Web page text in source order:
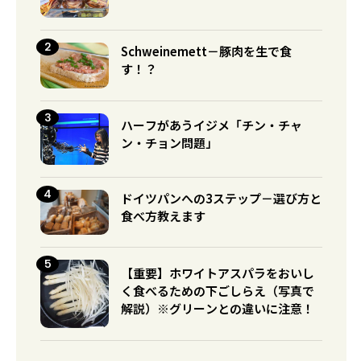
Schweinemett－豚肉を生で食
す！？
ハーフがあうイジメ「チン・チャ
ン・チョン問題」
ドイツパンへの3ステップ－選び方と
食べ方教えます
【重要】ホワイトアスパラをおいし
く食べるための下ごしらえ（写真で
解説）※グリーンとの違いに注意！